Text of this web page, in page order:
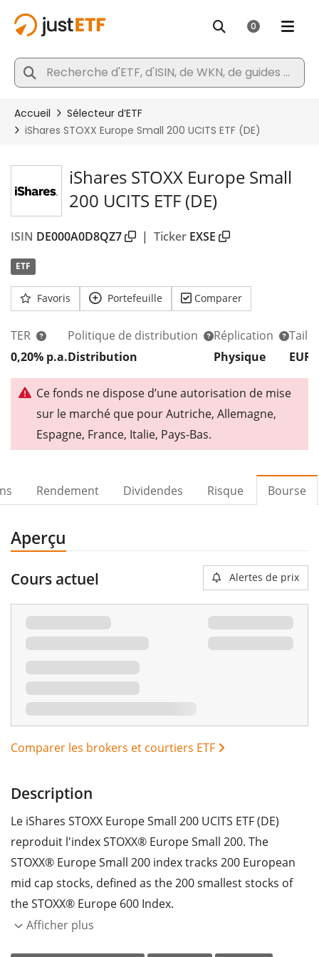
iShares STOXX Europe Small
200 UCITS ETF (DE)
ISIN DE000A0D8QZ7 | Ticker EXSE
ETF
Favoris Portefeuille Comparer
TER
0,20% p.a.
Politique de distribution
Distribution
Réplication
Physique
EUR
Ce fonds ne dispose d’une autorisation de mise
sur le marché que pour Autriche, Allemagne,
Espagne, France, Italie, Pays-Bas.
Rendement Dividendes Risque Bourse
Aperçu
Cours actuel Alertes de prix
Comparer les brokers et courtiers ETF
Description
Le iShares STOXX Europe Small 200 UCITS ETF (DE)
reproduit l'index STOXX® Europe Small 200. The
STOXX® Europe Small 200 index tracks 200 European
mid cap stocks, defined as the 200 smallest stocks of
the STOXX® Europe 600 Index.
ratio des frais totaux
Afficher plus